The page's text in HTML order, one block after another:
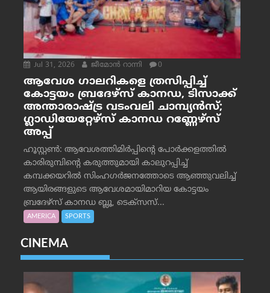
Jul 31, 2026 ജീമോന്‍ റാന്നി 0
ആവേശ ഗാലറികളെ ത്രസിപ്പിച്ച്
കോട്ടയം ബ്രദേഴ്‌സ് കാനഡ, ടിസാക്ക്
അന്താരാഷ്ട്ര വടംവലി ചാമ്പ്യന്‍സ്;
ഗ്ലാഡിയേറ്റേഴ്‌സ് കാനഡ റണ്ണേഴ്‌സ്
അപ്പ്
ഹൂസ്റ്റണ്‍: ആവേശത്തിമിര്‍പ്പിന്റെ പോര്‍ക്കളത്തില്‍
കാരിരുമ്പിന്റെ കരുത്തുമായി കാലുറപ്പിച്ച്
കമ്പക്കയറില്‍ സിംഹഗര്‍ജനത്തോടെ ആഞ്ഞുവലിച്ച്
ആയിരങ്ങളുടെ ആവേശമായിമാറിയ കോട്ടയം
ബ്രദേഴ്‌സ് കാനഡ ബ്ലൂ, ടെക്‌സസ്...
AMERICA SPORTS
CINEMA